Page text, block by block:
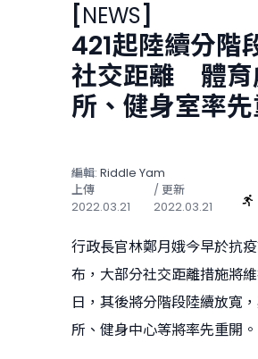
NEWS
421起陸續分階
社交距離 體育
所、健身室率
編輯: Riddle Yam
上傳
2022.03.21
/ 更新
2022.03.21
行政長官林鄭月娥今早於抗
布，大部分社交距離措施將
日，其後將分階段陸續放寬
所、健身中心等將率先重開。